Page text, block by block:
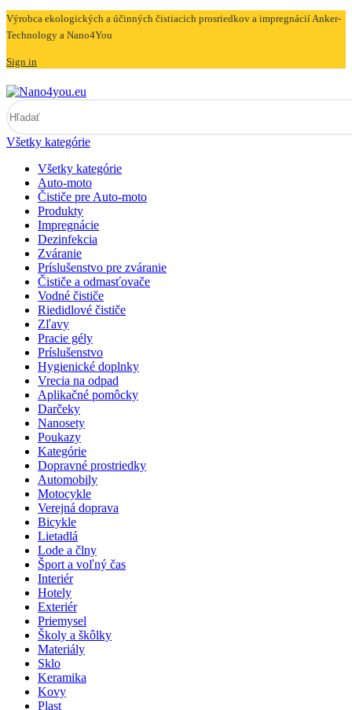
Výrobca ekologických a účinných čistiacich prosriedkov a impregnácií Anker-
Technology a Nano4You
Sign in
Všetky kategórie
Všetky kategórie
Auto-moto
Čističe pre Auto-moto
Produkty
Impregnácie
Dezinfekcia
Zváranie
Príslušenstvo pre zváranie
Čističe a odmasťovače
Vodné čističe
Riedidlové čističe
Zľavy
Pracie gély
Príslušenstvo
Hygienické doplnky
Vrecia na odpad
Aplikačné pomôcky
Darčeky
Nanosety
Poukazy
Kategórie
Dopravné prostriedky
Automobily
Motocykle
Verejná doprava
Bicykle
Lietadlá
Lode a člny
Šport a voľný čas
Interiér
Hotely
Exteriér
Priemysel
Školy a škôlky
Materiály
Sklo
Keramika
Kovy
Plast